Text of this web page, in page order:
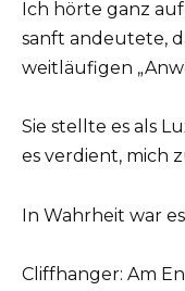
Ich hörte ganz
sanft andeutete,
weitläufigen
Sie stellte es als
es verdient, mich
In Wahrheit war
Cliffhanger: Am